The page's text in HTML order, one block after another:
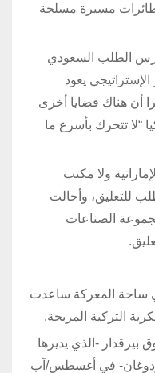
مسيرة مسلحة
الطلب السعودي
يعود
أن هناك قضايا أخرى
“لا تتحرك بأسرع ما
ولا مكتب
للتعليق، وأحالت
مجموعة الصناعات
ساحة المعركة ساعدت
التركية المربحة.
بيرقدار -الذي يديرها
في أغسطس/آب